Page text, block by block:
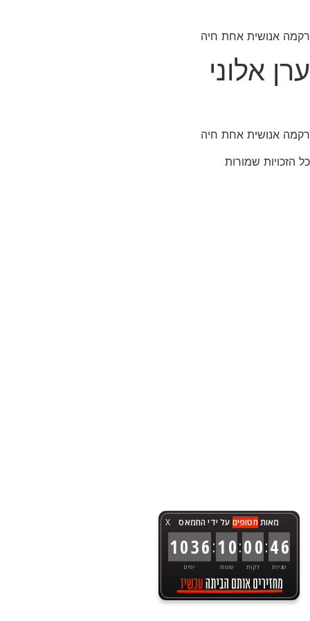
X מאותחטופים על ידי החמאס
1036
ימים
:10
שעות
:00
דקות
:46
שניות
רקמה אנושית אחת חיה
ערן אלוני
רקמה אנושית אחת חיה
כל הזכויות שמורות